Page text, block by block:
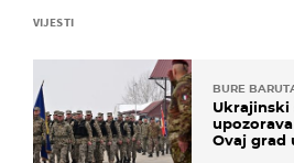
VIJESTI
BURE
Ovaj grad